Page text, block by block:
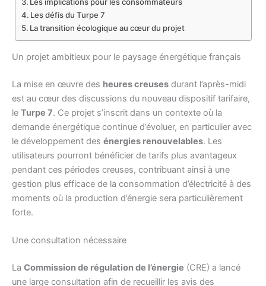
Les implications pour les consommateurs
Les défis du Turpe 7
La transition écologique au cœur du projet
Un projet ambitieux pour le paysage énergétique français
La mise en œuvre des heures creuses durant l’après-midi
est au cœur des discussions du nouveau dispositif tarifaire,
le Turpe 7. Ce projet s’inscrit dans un contexte où la
demande énergétique continue d’évoluer, en particulier avec
le développement des énergies renouvelables. Les
utilisateurs pourront bénéficier de tarifs plus avantageux
pendant ces périodes creuses, contribuant ainsi à une
gestion plus efficace de la consommation d’électricité à des
moments où la production d’énergie sera particulièrement
forte.
Une consultation nécessaire
La Commission de régulation de l’énergie (CRE) a lancé
une large consultation afin de recueillir les avis des